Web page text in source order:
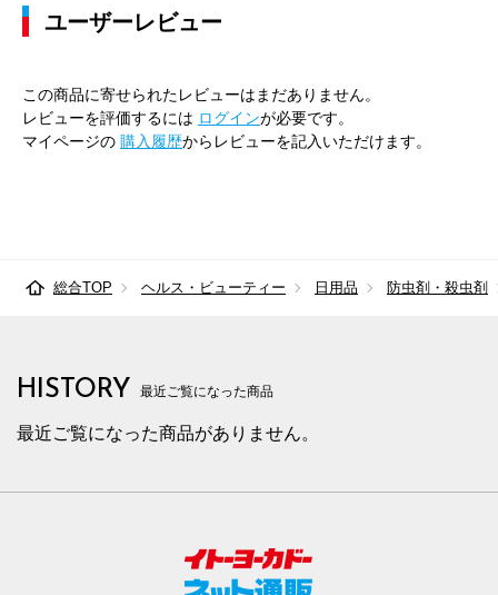
ユーザーレビュー
この商品に寄せられたレビューはまだありません。
レビューを評価するには ログインが必要です。
マイページの 購入履歴からレビューを記入いただけます。
総合TOP ヘルス・ビューティー 日用品 防虫剤・殺虫剤
HISTORY 最近ご覧になった商品
最近ご覧になった商品がありません。